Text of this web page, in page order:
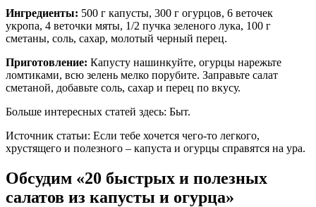
Ингредиенты: 500 г капусты, 300 г огурцов, 6 веточек
укропа, 4 веточки мяты, 1/2 пучка зеленого лука, 100 г
сметаны, соль, сахар, молотый черный перец.
Приготовление: Капусту нашинкуйте, огурцы нарежьте
ломтиками, всю зелень мелко порубите. Заправьте салат
сметаной, добавьте соль, сахар и перец по вкусу.
Больше интересных статей здесь: Быт.
Источник статьи: Если тебе хочется чего-то легкого,
хрустящего и полезного – капуста и огурцы справятся на ура.
Обсудим «20 быстрых и полезных
салатов из капусты и огурца»